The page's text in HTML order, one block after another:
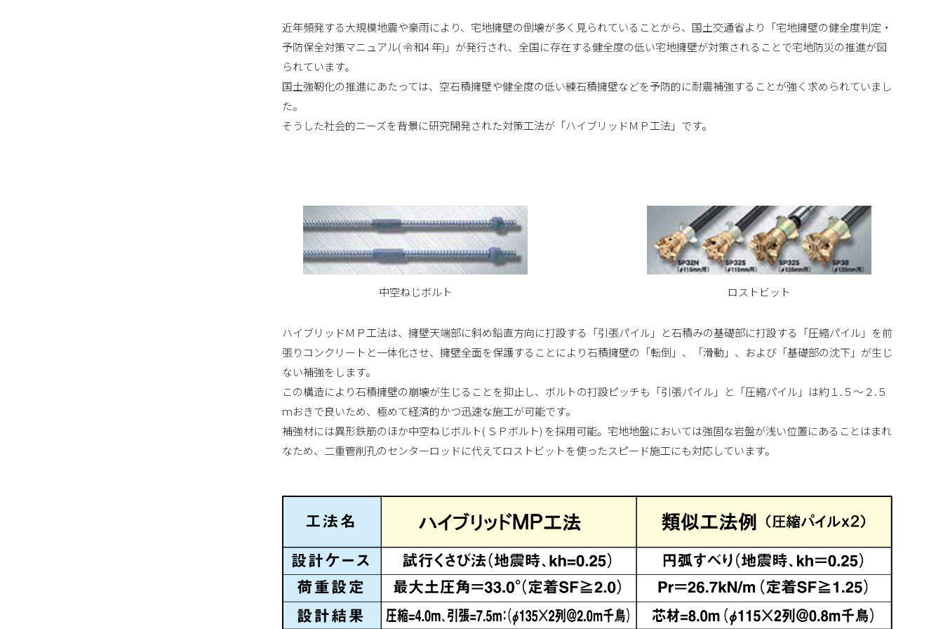
近年頻発する大規模地震や豪雨により、宅地擁壁の倒壊が多く見られていることから、国土交通省より「宅地擁壁の健全度判定・
予防保全対策マニュアル( 令和4 年)」が発行され、全国に存在する健全度の低い宅地擁壁が対策されることで宅地防災の推進が図
られています。
国土強靭化の推進にあたっては、空石積擁壁や健全度の低い練石積擁壁などを予防的に耐震補強することが強く求められていまし
た。
そうした社会的ニーズを背景に研究開発された対策工法が「ハイブリッドＭＰ工法」です。
中空ねじボルト ロストビット
ハイブリッドＭＰ工法は、擁壁天端部に斜め鉛直方向に打設する「引張パイル」と石積みの基礎部に打設する「圧縮パイル」を前
張りコンクリートと一体化させ、擁壁全面を保護することにより石積擁壁の「転倒」、「滑動」、および「基礎部の沈下」が生じ
ない補強をします。
この構造により石積擁壁の崩壊が生じることを抑止し、ボルトの打設ピッチも「引張パイル」と「圧縮パイル」は約１.５～２.５
ｍおきで良いため、極めて経済的かつ迅速な施工が可能です。
補強材には異形鉄筋のほか中空ねじボルト( ＳＰボルト) を採用可能。宅地地盤においては強固な岩盤が浅い位置にあることはまれ
なため、二重管削孔のセンターロッドに代えてロストビットを使ったスピード施工にも対応しています。